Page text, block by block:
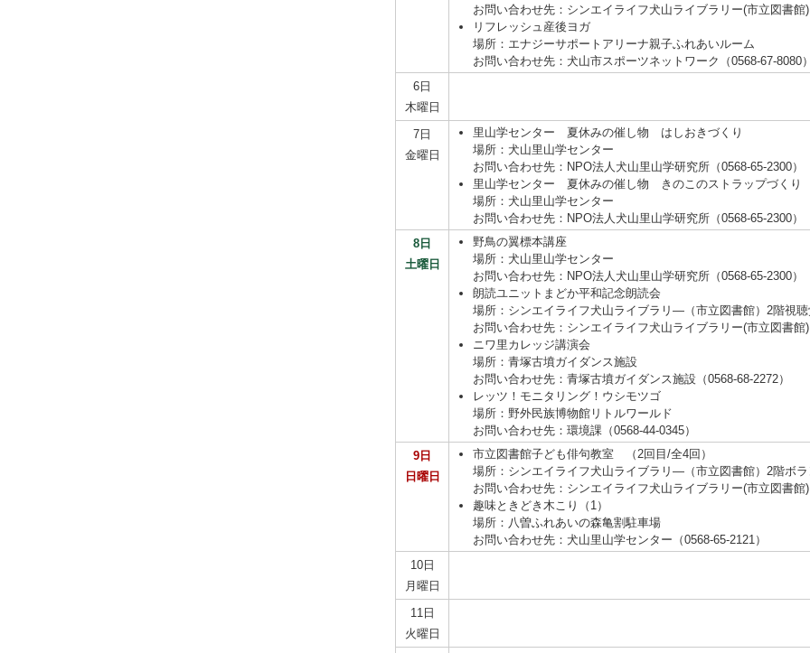
お問い合わせ先：シンエイライフ犬山ライブラリー(市立図書館
リフレッシュ産後ヨガ
場所：エナジーサポートアリーナ親子ふれあいルーム
お問い合わせ先：犬山市スポーツネットワーク（0568-67-8080
6日
木曜日
7日
金曜日
里山学センター 夏休みの催し物 はしおきづくり
場所：犬山里山学センター
お問い合わせ先：NPO法人犬山里山学研究所（0568-65-2300）
里山学センター 夏休みの催し物 きのこのストラップづくり
場所：犬山里山学センター
お問い合わせ先：NPO法人犬山里山学研究所（0568-65-2300）
8日
土曜日
野鳥の翼標本講座
場所：犬山里山学センター
お問い合わせ先：NPO法人犬山里山学研究所（0568-65-2300）
朗読ユニットまどか平和記念朗読会
場所：シンエイライフ犬山ライブラリ―（市立図書館）2階視
お問い合わせ先：シンエイライフ犬山ライブラリー(市立図書館
ニワ里カレッジ講演会
場所：青塚古墳ガイダンス施設
お問い合わせ先：青塚古墳ガイダンス施設（0568-68-2272）
レッツ！モニタリング！ウシモツゴ
場所：野外民族博物館リトルワールド
お問い合わせ先：環境課（0568-44-0345）
9日
日曜日
市立図書館子ども俳句教室 （2回目/全4回）
場所：シンエイライフ犬山ライブラリ―（市立図書館）2階ボ
お問い合わせ先：シンエイライフ犬山ライブラリー(市立図書館
趣味ときどき木こり（1）
場所：八曽ふれあいの森亀割駐車場
お問い合わせ先：犬山里山学センター（0568-65-2121）
10日
月曜日
11日
火曜日